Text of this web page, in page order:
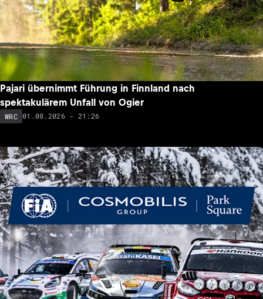
Pajari übernimmt Führung in Finnland nach
spektakulärem Unfall von Ogier
WRC 01.08.2026 - 21:26